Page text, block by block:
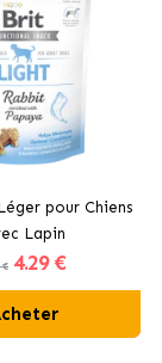
pour Chiens
Lapin
€ 4.29 €